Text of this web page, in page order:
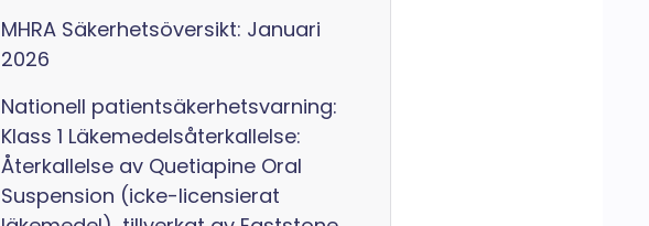
MHRA Säkerhetsöversikt: Januari
2026
Nationell patientsäkerhetsvarning:
Klass 1 Läkemedelsåterkallelse:
Återkallelse av Quetiapine Oral
Suspension (icke-licensierat